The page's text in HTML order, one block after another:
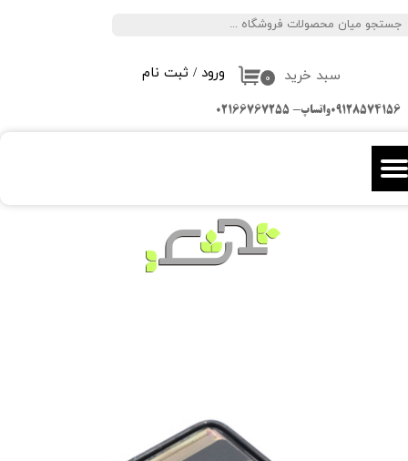
ورود / ثبت نام
تغییر گذر واژه
سفارشات
خروج از حساب کاربری
۰ سبد خرید